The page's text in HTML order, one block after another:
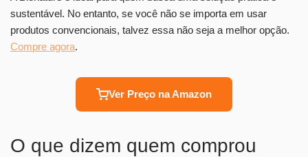
sustentável. No entanto, se você não se importa em usar
produtos convencionais, talvez essa não seja a melhor opção.
Compre agora.
Ver Preço na Amazon
O que dizem quem comprou